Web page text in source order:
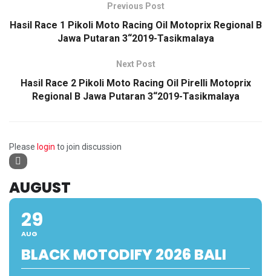
Previous Post
Hasil Race 1 Pikoli Moto Racing Oil Motoprix Regional B
Jawa Putaran 3“2019-Tasikmalaya
Next Post
Hasil Race 2 Pikoli Moto Racing Oil Pirelli Motoprix
Regional B Jawa Putaran 3“2019-Tasikmalaya
Please login to join discussion
AUGUST
29
AUG
BLACK MOTODIFY 2026 BALI